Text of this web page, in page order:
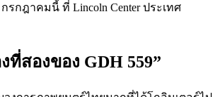
กรกฎาคมนี้ ที่ Lincoln Center ประเทศ
ที่สองของ GDH 559”